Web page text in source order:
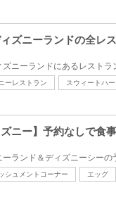
ズニーランドの全レ
ズニーランドにあるレスト
ーレストラン スウィートハー
ズニー】予約なしで食
ーランド＆ディズニーシー
シュメントコーナー エッグ